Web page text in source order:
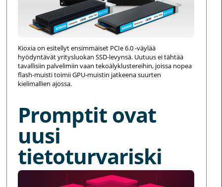
Kioxia on esitellyt ensimmäiset PCIe 6.0 -väylää
hyödyntävät yritysluokan SSD-levynsä. Uutuus ei tähtää
tavallisiin palvelimiin vaan tekoälyklustereihin, joissa nopea
flash-muisti toimii GPU-muistin jatkeena suurten
kielimallien ajossa.
Promptit ovat
uusi
tietoturvariski